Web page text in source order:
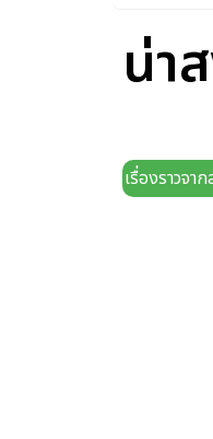
น่า
เรื่องราวจา